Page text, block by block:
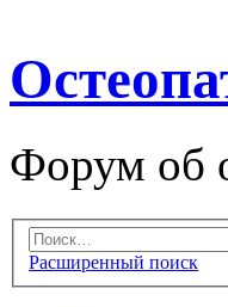
Форум об
Расширенный поиск